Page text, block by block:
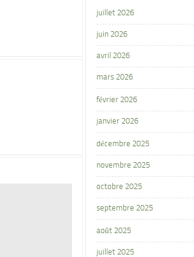
juillet 2026
juin 2026
avril 2026
mars 2026
février 2026
janvier 2026
décembre 2025
novembre 2025
octobre 2025
septembre 2025
août 2025
juillet 2025